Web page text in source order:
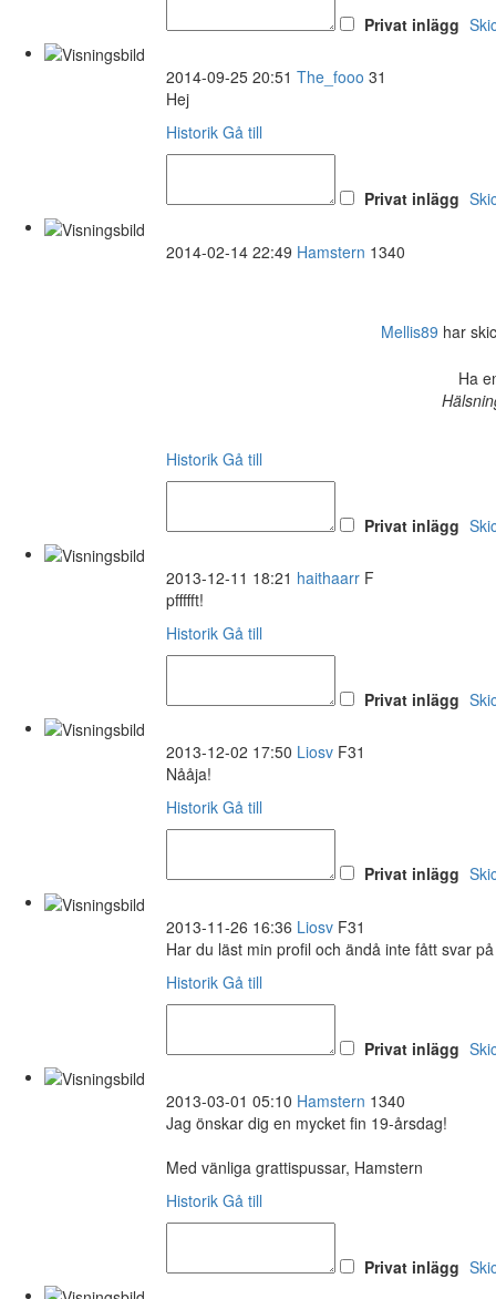
Privat inlägg
2014-09-25 20:51 The_fooo 31
Hej
Historik Gå till
Privat inlägg
2014-02-14 22:49 Hamstern 1340
Mellis89 har
Ha
Historik Gå till
Privat inlägg
2013-12-11 18:21 haithaarr F
pffffft!
Historik Gå till
Privat inlägg
2013-12-02 17:50 Liosv F31
Nååja!
Historik Gå till
Privat inlägg
2013-11-26 16:36 Liosv F31
Har du läst min profil och ändå inte fått svar
Historik Gå till
Privat inlägg
2013-03-01 05:10 Hamstern 1340
Jag önskar dig en mycket fin 19-årsdag!
Med vänliga grattispussar, Hamstern
Historik Gå till
Privat inlägg